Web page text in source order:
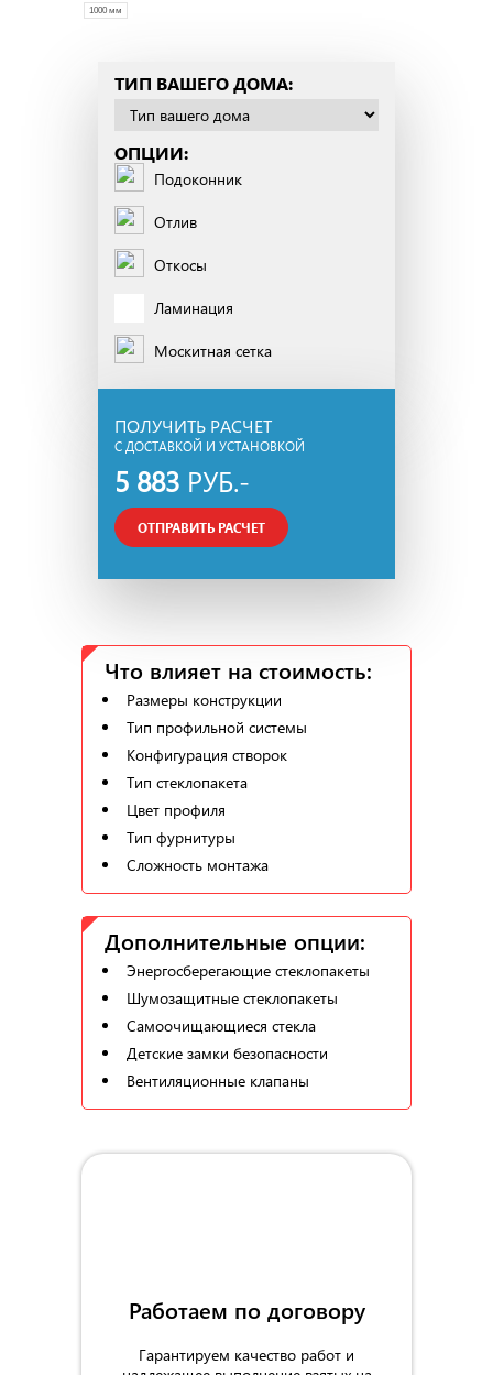
ТИП ВАШЕГО ДОМА:
ОПЦИИ:
Подоконник
Отлив
Откосы
Ламинация
Москитная сетка
ПОЛУЧИТЬ РАСЧЕТ
С ДОСТАВКОЙ И УСТАНОВКОЙ
5 883 РУБ.-
ОТПРАВИТЬ РАСЧЕТ
Что влияет на стоимость:
Размеры конструкции
Тип профильной системы
Конфигурация створок
Тип стеклопакета
Цвет профиля
Тип фурнитуры
Сложность монтажа
Дополнительные опции:
Энергосберегающие стеклопакеты
Шумозащитные стеклопакеты
Самоочищающиеся стекла
Детские замки безопасности
Вентиляционные клапаны
Работаем по договору
Гарантируем качество работ и